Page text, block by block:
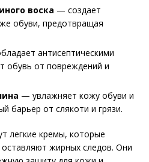
воска — создает
обуви, предотвращая
антисептическими
обувь от повреждений и
— увлажняет кожу обуви и
барьер от слякоти и грязи.
легкие кремы, которые
жирных следов. Они